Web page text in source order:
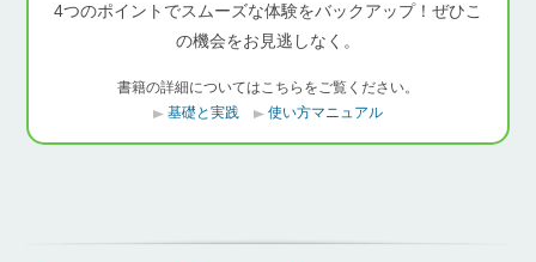
4つのポイントでスムーズな体験をバックアップ！ぜひこ
の機会をお見逃しなく。
書籍の詳細についてはこちらをご覧ください。
基礎と実践
使い方マニュアル